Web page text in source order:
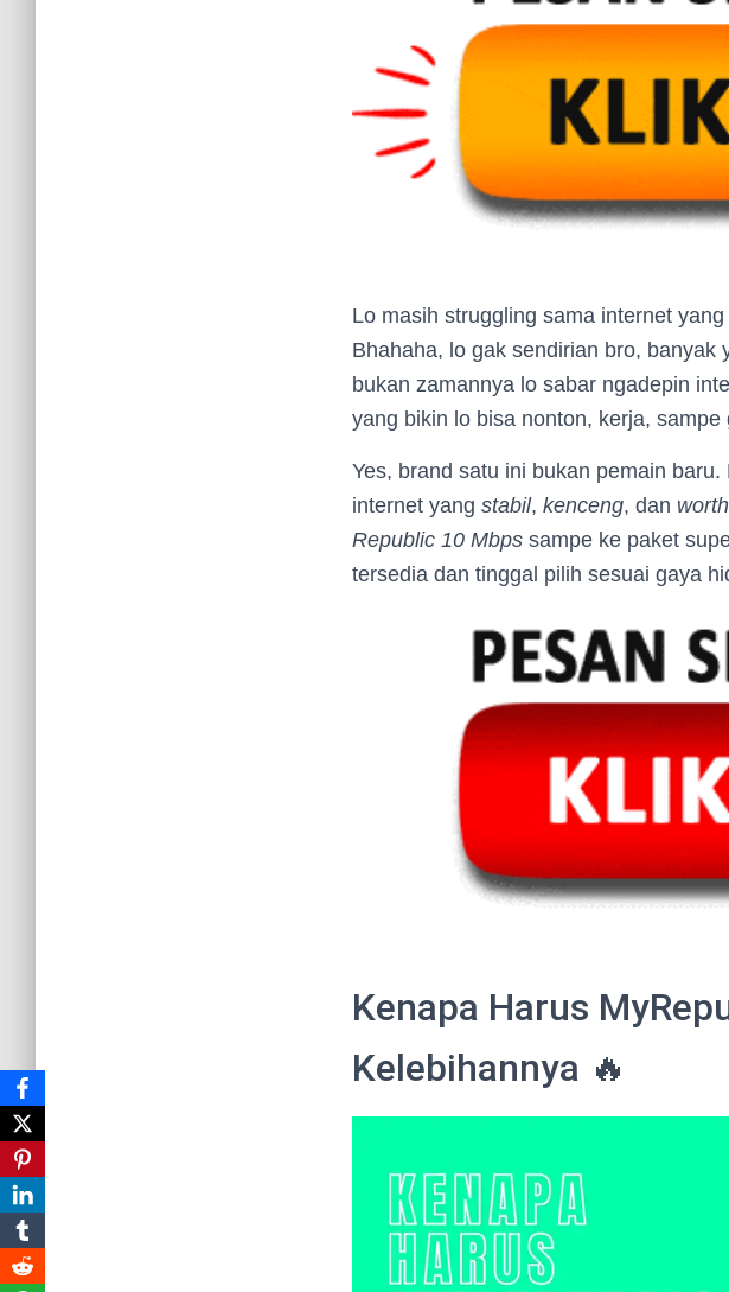
Lo masih struggling sama internet
Bhahaha, lo gak sendirian bro, banyak
bukan zamannya lo sabar ngadepin
yang bikin lo bisa nonton, kerja,
Yes, brand satu ini bukan pemain
internet yang stabil, kenceng, dan
Republic 10 Mbps sampe ke paket
tersedia dan tinggal pilih sesuai gaya
Kenapa Harus
Kelebihannya 🔥